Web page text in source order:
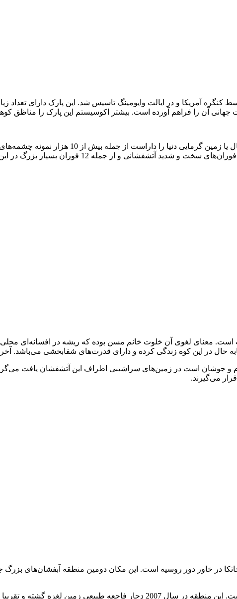
پارک ملی جهان می‌باشد که در سال 1872 توسط کنگره آمریکا و در ایالت وایومینگ تاسیس شد.
آن را فراهم آورده است. بیشتر اکوسیستم این پارک را مناظق
این پارک به تنهایی نیمی از همه خصوصیات ذکرشده
وفادار پیر نام دارد. در طول 17 میلیون سال گذشته
معنای لغوی آن خلوت خانم مسن بوده که ریشه در افسانه‌ای
این کوه زندگی کرده و دارای قدرت‌های شفابخشی می‌باشد. آخرین فوران
و جوشان است در زمین‌های سراشیبی اطراف این آتشفشان یافت
می‌گیرند.
پس از آن این دره به یکی از جاذبه‌های توریستی کامچاتکا تبدیل گشته است. این